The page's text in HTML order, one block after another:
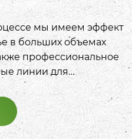
мы имеем эффект
в больших объемах
профессиональное
линии для
производства.
и
все, от формулы чернил
постоянно